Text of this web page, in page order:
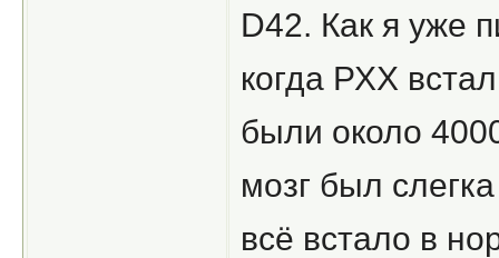
D42. Как я уже
когда РХХ
были около
мозг был
всё встало в